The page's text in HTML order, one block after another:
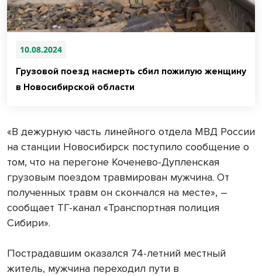
10.08.2024
Грузовой поезд насмерть сбил пожилую женщину
в Новосибирской области
«В дежурную часть линейного отдела МВД России
на станции Новосибирск поступило сообщение о
том, что на перегоне Коченево-Дупленская
грузовым поездом травмирован мужчина. От
полученных травм он скончался на месте», –
сообщает ТГ-канал «Транспортная полиция
Сибири».
Пострадавшим оказался 74-летний местный
житель, мужчина переходил пути в